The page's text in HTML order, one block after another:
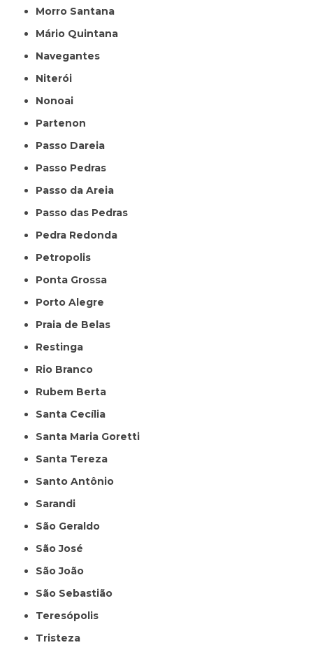
Morro Santana
Mário Quintana
Navegantes
Niterói
Nonoai
Partenon
Passo Dareia
Passo Pedras
Passo da Areia
Passo das Pedras
Pedra Redonda
Petropolis
Ponta Grossa
Porto Alegre
Praia de Belas
Restinga
Rio Branco
Rubem Berta
Santa Cecília
Santa Maria Goretti
Santa Tereza
Santo Antônio
Sarandi
São Geraldo
São José
São João
São Sebastião
Teresópolis
Tristeza